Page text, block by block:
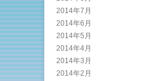
2014年7月
2014年6月
2014年5月
2014年4月
2014年3月
2014年2月